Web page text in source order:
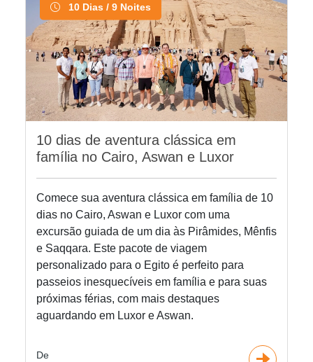
10 Dias / 9 Noites
10 dias de aventura clássica em
família no Cairo, Aswan e Luxor
Comece sua aventura clássica em família de 10
dias no Cairo, Aswan e Luxor com uma
excursão guiada de um dia às Pirâmides, Mênfis
e Saqqara. Este pacote de viagem
personalizado para o Egito é perfeito para
passeios inesquecíveis em família e para suas
próximas férias, com mais destaques
aguardando em Luxor e Aswan.
De